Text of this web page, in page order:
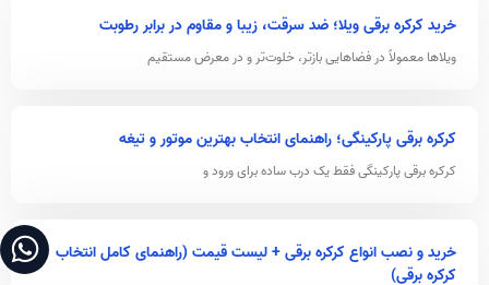
خرید کرکره برقی ویلا؛ ضد سرقت، زیبا و مقاوم در برابر رطوبت
ویلاها معمولاً در فضاهایی بازتر، خلوت‌تر و در معرض مستقیم
کرکره برقی پارکینگی؛ راهنمای انتخاب بهترین موتور و تیغه
کرکره برقی پارکینگی فقط یک درب ساده برای ورود و
خرید و نصب انواع کرکره برقی + لیست قیمت (راهنمای کامل انتخاب
کرکره برقی)